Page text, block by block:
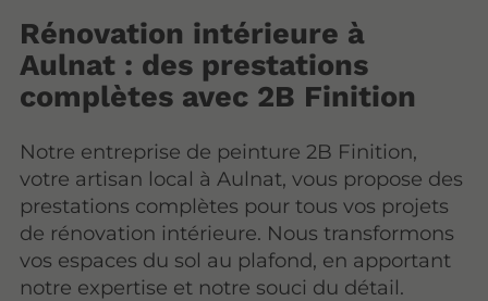
Rénovation intérieure à
Aulnat : des prestations
complètes avec 2B Finition
Notre entreprise de peinture 2B Finition,
votre artisan local à Aulnat, vous propose des
prestations complètes pour tous vos projets
de rénovation intérieure. Nous transformons
vos espaces du sol au plafond, en apportant
notre expertise et notre souci du détail.